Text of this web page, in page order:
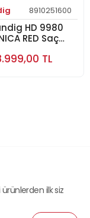
8910251600
HD 9980
RED Saç
TL
ilk siz